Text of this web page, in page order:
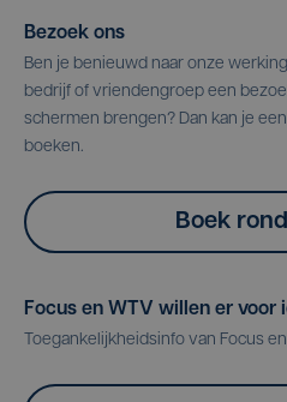
Bezoek ons
Ben je benieuwd naar onze
bedrijf of vriendengroep een
schermen brengen? Dan kan je
boeken.
Boek
Focus en WTV willen er voor
Toegankelijkheidsinfo van Focus